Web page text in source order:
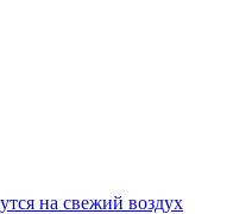
на свежий воздух